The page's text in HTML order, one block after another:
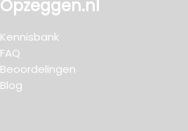
Opzeggen.nl
Kennisbank
FAQ
Beoordelingen
Blog